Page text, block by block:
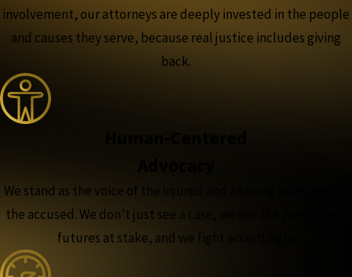
involvement, our attorneys are deeply invested in the people
and causes they serve, because real justice includes giving
back.
We stand as the voice of the injured and a strong advocate for
the accused. We don’t just see a case, we see the people and
futures at stake, and we fight accordingly.